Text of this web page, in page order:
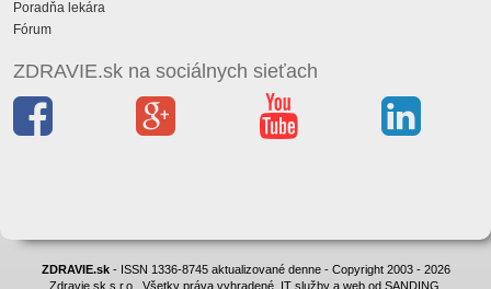
Poradňa lekára
Fórum
ZDRAVIE.sk na sociálnych sieťach
ZDRAVIE.sk- ISSN 1336-8745 aktualizované denne - Copyright 2003 - 2026
Zdravie.sk s.r.o., Všetky práva vyhradené. IT služby a web od SANDING.